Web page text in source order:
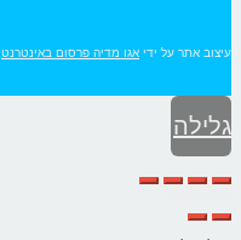
עיצוב אתר על ידי אגו מדיה פרסום באינטרנט
גלילה
לראש